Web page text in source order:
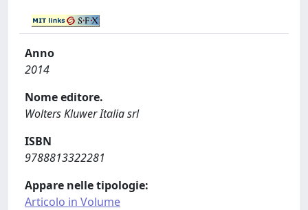
Anno
2014
Nome editore.
Wolters Kluwer Italia srl
ISBN
9788813322281
Appare nelle tipologie:
Articolo in Volume